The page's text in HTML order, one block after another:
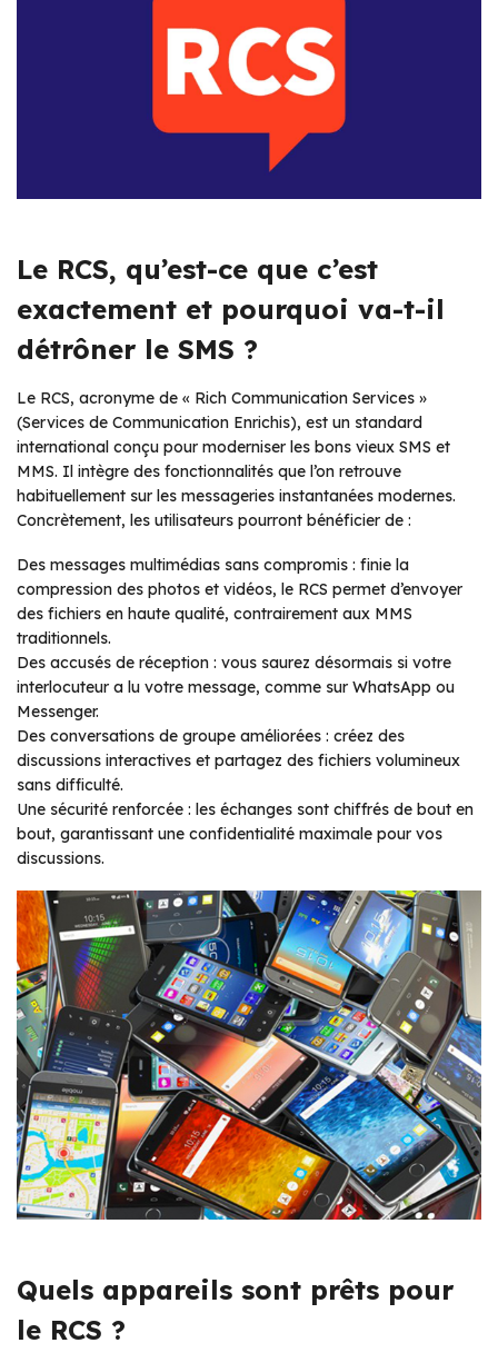
Le RCS, qu’est-ce que c’est
exactement et pourquoi va-t-il
détrôner le SMS ?
Le RCS, acronyme de « Rich Communication Services »
(Services de Communication Enrichis), est un standard
international conçu pour moderniser les bons vieux SMS et
MMS. Il intègre des fonctionnalités que l’on retrouve
habituellement sur les messageries instantanées modernes.
Concrètement, les utilisateurs pourront bénéficier de :
Des messages multimédias sans compromis : finie la
compression des photos et vidéos, le RCS permet d’envoyer
des fichiers en haute qualité, contrairement aux MMS
traditionnels.
Des accusés de réception : vous saurez désormais si votre
interlocuteur a lu votre message, comme sur WhatsApp ou
Messenger.
Des conversations de groupe améliorées : créez des
discussions interactives et partagez des fichiers volumineux
sans difficulté.
Une sécurité renforcée : les échanges sont chiffrés de bout en
bout, garantissant une confidentialité maximale pour vos
discussions.
Quels appareils sont prêts pour
le RCS ?